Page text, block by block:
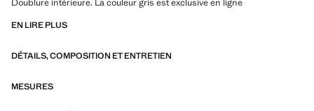
Doublure intérieure. La couleur gris est exclusive en ligne
EN LIRE PLUS
DÉTAILS, COMPOSITION ET ENTRETIEN
MESURES